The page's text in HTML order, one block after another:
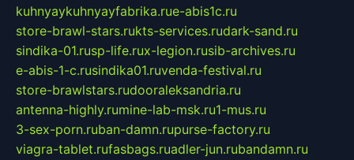
kuhnyaykuhnyayfabrika.rue-abis1c.ru
store-brawl-stars.rukts-services.rudark-sand.ru
sindika-01.rusp-life.rux-legion.rusib-archives.ru
e-abis-1-c.rusindika01.ruvenda-festival.ru
store-brawlstars.rudooraleksandria.ru
antenna-highly.rumine-lab-msk.ru1-mus.ru
3-sex-porn.ruban-damn.rupurse-factory.ru
viagra-tablet.rufasbags.ruadler-jun.rubandamn.ru